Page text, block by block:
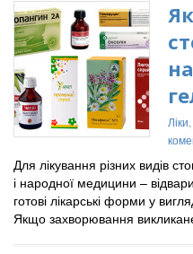
Ліки,
Для лікування різних видів
і народної медицини –
готові лікарські форми у
Якщо захворювання